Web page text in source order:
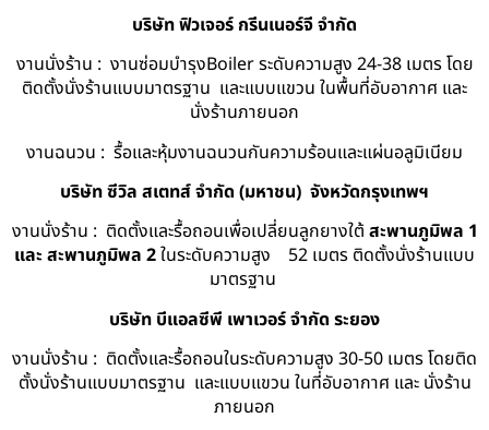
บริษัท ฟิวเจอร์ กรีนเนอร์จี จำกัด
งานนั่งร้าน : งานซ่อมบำรุงBoiler ระดับความสูง 24-38 เมตร โดย
ติดตั้งนั่งร้านแบบมาตรฐาน และแบบแขวน ในพื้นที่อับอากาศ และ
นั่งร้านภายนอก
งานฉนวน : รื้อและหุ้มงานฉนวนกันความร้อนและแผ่นอลูมิเนียม
บริษัท ซีวิล สเตทส์ จำกัด (มหาชน) จังหวัดกรุงเทพฯ
งานนั่งร้าน : ติดตั้งและรื้อถอนเพื่อเปลี่ยนลูกยางใต้ สะพานภูมิพล 1
และ สะพานภูมิพล 2ในระดับความสูง 52 เมตร ติดตั้งนั่งร้านแบบ
มาตรฐาน
บริษัท บีแอลซีพี เพาเวอร์ จำกัด ระยอง
งานนั่งร้าน : ติดตั้งและรื้อถอนในระดับความสูง 30-50 เมตร โดยติด
ตั้งนั่งร้านแบบมาตรฐาน และแบบแขวน ในที่อับอากาศ และ นั่งร้าน
ภายนอก